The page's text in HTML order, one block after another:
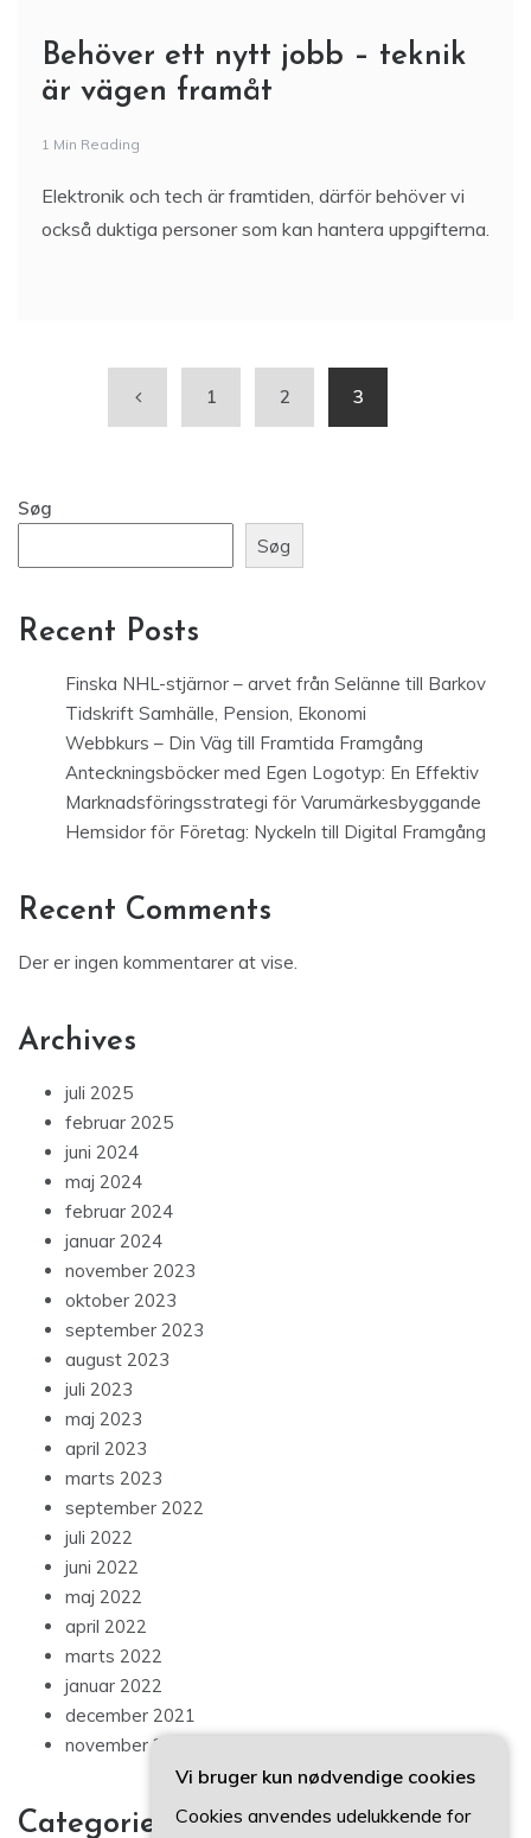
Behöver ett nytt jobb – teknik
är vägen framåt
1 Min Reading
Elektronik och tech är framtiden, därför behöver vi
också duktiga personer som kan hantera uppgifterna.
1 2 3
Søg
Søg
Recent Posts
Finska NHL-stjärnor – arvet från Selänne till Barkov
Tidskrift Samhälle, Pension, Ekonomi
Webbkurs – Din Väg till Framtida Framgång
Anteckningsböcker med Egen Logotyp: En Effektiv
Marknadsföringsstrategi för Varumärkesbyggande
Hemsidor för Företag: Nyckeln till Digital Framgång
Recent Comments
Der er ingen kommentarer at vise.
Archives
juli 2025
februar 2025
juni 2024
maj 2024
februar 2024
januar 2024
november 2023
oktober 2023
september 2023
august 2023
juli 2023
maj 2023
april 2023
marts 2023
september 2022
juli 2022
juni 2022
maj 2022
april 2022
marts 2022
januar 2022
december 2021
november 2021
Categories
Vi bruger kun nødvendige cookies
Cookies anvendes udelukkende for